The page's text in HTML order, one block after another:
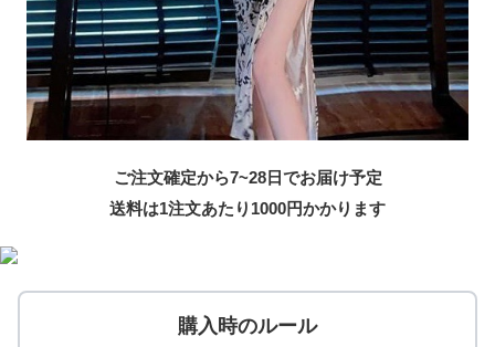
ご注文確定から7~28日でお届け予定
送料は1注文あたり 1000円かかります
購入時のルール